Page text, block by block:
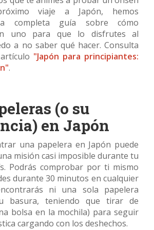
viaje a Japón, hemos
completa guía sobre cómo
uno para que lo disfrutes al
a no saber qué hacer. Consulta
"Japón para principiantes:
.
(o su
en Japón
una papelera en Japón puede
misión casi imposible durante tu
Podrás comprobar por ti mismo
durante 30 minutos en cualquier
ni una sola papelera
basura, teniendo que tirar de
bolsa en la mochila) para seguir
cargando con los deshechos.